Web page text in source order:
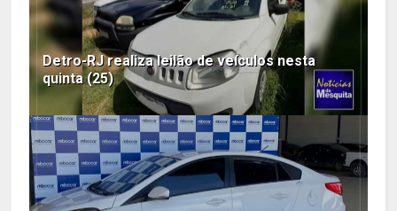
Detro-RJ realiza leilão de veículos nesta
quinta (25)